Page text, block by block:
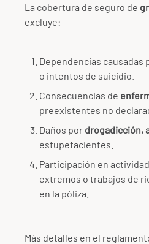
La cobertura de seguro de
excluye:
Dependencias causadas
o intentos de suicidio.
Consecuencias de
preexistentes no
Daños por drogadicción,
estupefacientes.
Participación en
extremos o trabajos de
en la póliza.
Más detalles en el